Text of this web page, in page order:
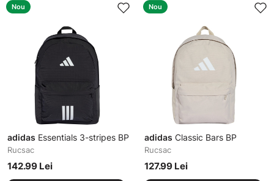
Nou
adidas Essentials 3-stripes BP
Rucsac
142.99 Lei
Nou
adidas Classic Bars BP
Rucsac
127.99 Lei